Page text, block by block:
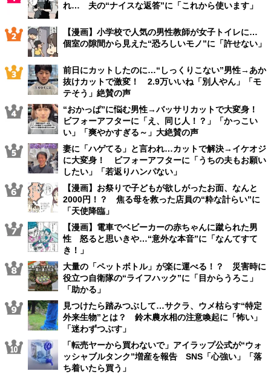
れ… 夫の“ナイスな返答”に「これから使います」
【漫画】小学校で人気の男性教師が女子トイレに…
個室の隙間から見えた“恐ろしいモノ”に「許せない」
前日にカットしたのに…“しっくりこない”男性→あか
抜けカットで激変！ 2.9万いいね「別人やん」「モ
テそう」絶賛の声
“おかっぱ”に悩む男性→バッサリカットで大変身！
ビフォーアフターに「え、同じ人！？」「かっこい
い」「爽やかすぎる～」大絶賛の声
妻に「ハゲてる」と言われ…カットで解決→イケオジ
に大変身！ ビフォーアフターに「うちの夫もお願い
したい」「若返りハンパない」
【漫画】お祭りで子どもが欲しがったお面、なんと
2000円！？ 焦る母を救った店員の“粋な計らい”に
「天使降臨」
【漫画】電車でベビーカーの赤ちゃんに蹴られた男
性 怒ると思いきや…“意外な本音”に「なんてすて
き！」
大量の「ペットボトル」が楽に運べる！？ 災害時に
役立つ自衛隊の“ライフハック”に「目からうろこ」
「助かる」
見つけたら踏みつぶして…サクラ、ウメ枯らす“特定
外来生物”とは？ 鈴木農水相の注意喚起に「怖い」
「迷わずつぶす」
「転売ヤーから買わないで」アイラップ公式が“ウォ
ッシャブルタンク”増産を報告 SNS「心強い」「落
ち着いたら買う」